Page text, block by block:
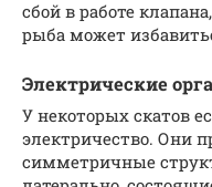
сбой в работе
рыба может
Электрические
У некоторых скатов
электричество. Они
симметричные